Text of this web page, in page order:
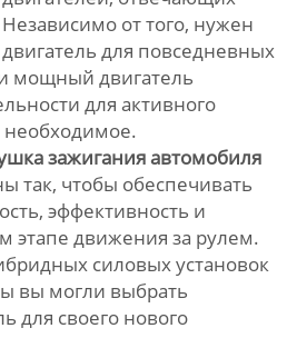
от того, нужен
для повседневных
мощный двигатель
для активного
необходимое.
зажигания автомобиля
так, чтобы обеспечивать
эффективность и
этапе движения за рулем.
силовых установок
вы могли выбрать
для своего нового